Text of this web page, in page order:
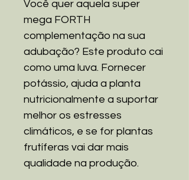
Você quer aquela super
mega FORTH
complementação na sua
adubação? Este produto cai
como uma luva. Fornecer
potássio, ajuda a planta
nutricionalmente a suportar
melhor os estresses
climáticos, e se for plantas
frutíferas vai dar mais
qualidade na produção.